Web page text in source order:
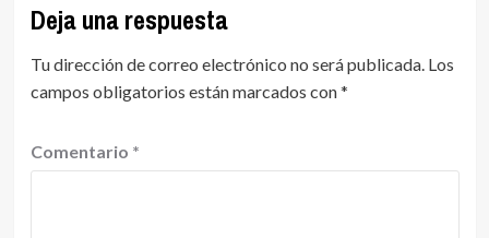
Deja una respuesta
Tu dirección de correo electrónico no será publicada. Los
campos obligatorios están marcados con*
Comentario *